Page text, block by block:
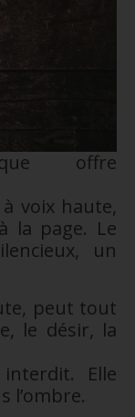
offre
voix haute,
la page. Le
un
peut tout
le désir, la
Elle
l’ombre.